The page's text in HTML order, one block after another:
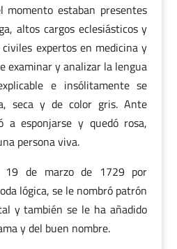
momento estaban presentes
altos cargos eclesiásticos y
expertos en medicina y
examinar y analizar la lengua
e insólitamente se
seca y de color gris. Ante
a esponjarse y quedó rosa,
persona viva.
19 de marzo de 1729 por
lógica, se le nombró patrón
y también se le ha añadido
y del buen nombre.